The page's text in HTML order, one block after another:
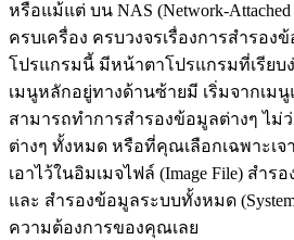
หรือแม้แต่ บน NAS (Network-
ครบเครื่อง ครบวงจรเรื่องการสำรอง
โปรแกรมนี้ มีหน้าตาโปรแกรมที่เรียบ
เมนูหลักอยู่ทางด้านซ้ายมี เริ่มจากเ
สามารถทำการสำรองข้อมูลต่างๆ ไม่
ต่างๆ ทั้งหมด หรือที่คุณเลือกเฉพาะเจา
เอาไว้ในอิมเมจไฟล์ (Image File) สำ
และ สำรองข้อมูลระบบทั้งหมด
ความต้องการของคุณเลย